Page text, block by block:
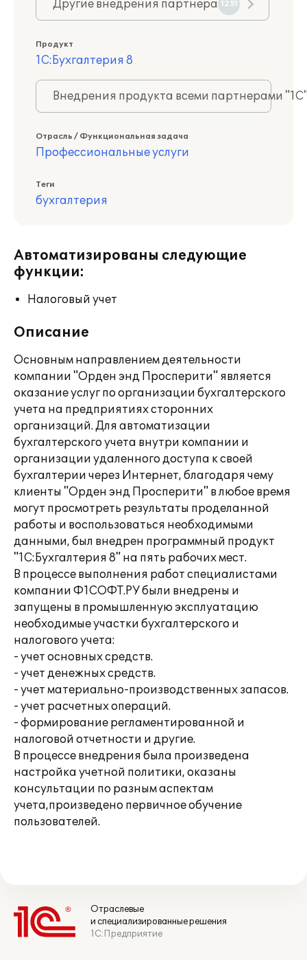
Другие внедрения партнера 1251
Продукт
1С:Бухгалтерия 8
Внедрения продукта всеми партнерами
Отрасль / Функциональная задача
Профессиональные услуги
Теги
бухгалтерия
Автоматизированы следующие
функции:
Налоговый учет
Описание
Основным направлением деятельности
компании "Орден энд Просперити" является
оказание услуг по организации бухгалтерского
учета на предприятиях сторонних
организаций. Для автоматизации
бухгалтерского учета внутри компании и
организации удаленного доступа к своей
бухгалтерии через Интернет, благодаря чему
клиенты "Орден энд Просперити" в любое время
могут просмотреть результаты проделанной
работы и воспользоваться необходимыми
данными, был внедрен программный продукт
"1С:Бухгалтерия 8" на пять рабочих мест.
В процессе выполнения работ специалистами
компании Ф1СОФТ.РУ были внедрены и
запущены в промышленную эксплуатацию
необходимые участки бухгалтерского и
налогового учета:
- учет основных средств.
- учет денежных средств.
- учет материально-производственных запасов.
- учет расчетных операций.
- формирование регламентированной и
налоговой отчетности и другие.
В процессе внедрения была произведена
настройка учетной политики, оказаны
консультации по разным аспектам
учета,произведено первичное обучение
пользователей.
Отраслевые
и специализированные решения
1С:Предприятие